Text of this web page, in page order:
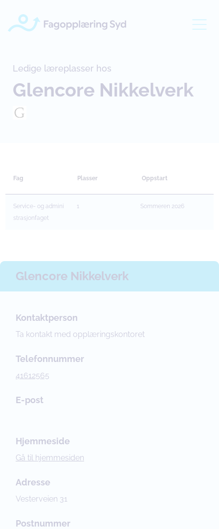
Ledige læreplasser hos
Glencore Nikkelverk
Fag Plasser Oppstart
Service- og admini
strasjonfaget
1 Sommeren 2026
Glencore Nikkelverk
Kontaktperson
Ta kontakt med opplæringskontoret
Telefonnummer
41612565
E-post
Hjemmeside
Gå til hjemmesiden
Adresse
Vesterveien 31
Postnummer